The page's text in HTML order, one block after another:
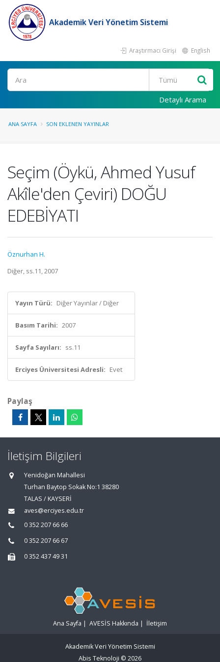
Akademik Veri Yönetim Sistemi
Araştırmacı Girişi English
Ara
Detaylı Arama
ANA SAYFA SON EKLENEN YAYINLAR
Seçim (Öykü, Ahmed Yusuf
Akîle'den Çeviri) DOĞU
EDEBİYATI
Öznurhan H.
Diğer, ss.11, 2007
Yayın Türü: Diğer Yayınlar / Diğer
Basım Tarihi: 2007
Sayfa Sayıları: ss.11
Erciyes Üniversitesi Adresli: Evet
Paylaş
İletişim Bilgileri
Yenidoğan Mahallesi
Turhan Baytop Sokak No:1 38280
TALAS / KAYSERİ
aves@erciyes.edu.tr
0 352 207 66 66
0 352 207 66 67
0 352 437 49 31
Ana Sayfa | AVESİS Hakkında | İletişim
Akademik Veri Yönetim Sistemi
Abis Teknoloji © 2026